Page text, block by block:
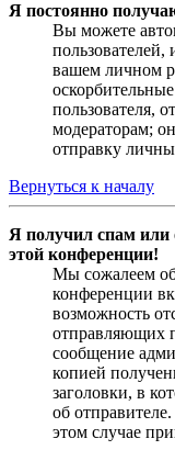
Я постоянно
Вы можете
пользователей,
вашем личном
пользователя,
модераторам;
отправку
Вернуться к началу
Я получил спам или
этой конференции!
Мы сожалеем
конференции
возможность
отправляющих
сообщение
копией
заголовки, в
об
этом случае